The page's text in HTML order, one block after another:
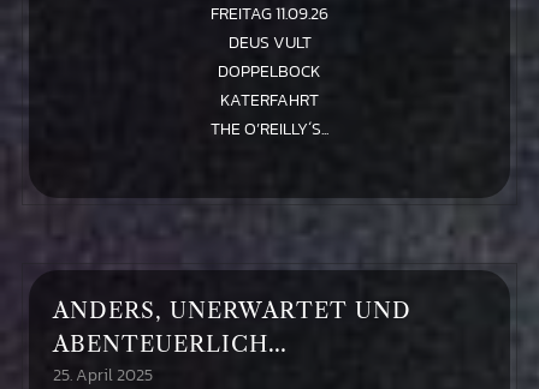
FREITAG 11.09.26
DEUS VULT
DOPPELBOCK
KATERFAHRT
THE O’REILLY´S...
ANDERS, UNERWARTET UND
ABENTEUERLICH…
25. April 2025